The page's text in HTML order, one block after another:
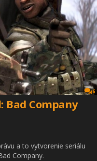
6
Bad Company
a to vytvorenie seriálu
Company.